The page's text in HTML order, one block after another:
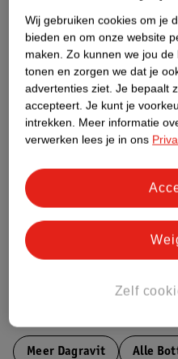
Productinformatie
Etiketinformatie
Nature Impact Score
Impact
Meer
Bestel &
Meer Dagravit Alle
Wij gebruiken cookies om je
bieden en om onze website
maken. Zo kunnen we jou
tonen en zorgen we dat je
advertenties ziet. Je bepaalt
accepteert. Je kunt je
intrekken. Meer informatie
verwerken lees je in ons
Zelf